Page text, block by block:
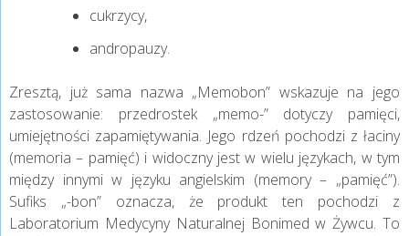
cukrzycy,
andropauzy.
Zresztą, już sama nazwa „Memobon” wskazuje na jego
zastosowanie: przedrostek „memo-” dotyczy pamięci,
umiejętności zapamiętywania. Jego rdzeń pochodzi z łaciny
(memoria – pamięć) i widoczny jest w wielu językach, w tym
między innymi w języku angielskim (memory – „pamięć”).
Sufiks „-bon” oznacza, że produkt ten pochodzi z
Laboratorium Medycyny Naturalnej Bonimed w Żywcu. To